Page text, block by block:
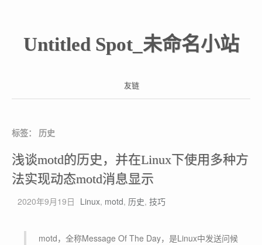
Untitled Spot_未命名小站
友链
标签： 历史
浅谈motd的历史，并在Linux下使用多种方
法实现动态motd消息显示
2020年9月19日 Linux, motd, 历史, 技巧
motd，全称Message Of The Day，是Linux中发送问候